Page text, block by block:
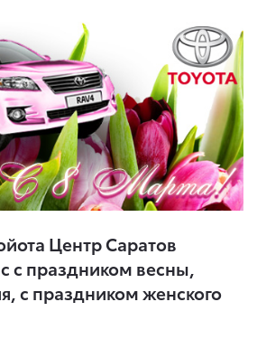
Центр Саратов
с праздником весны,
с праздником женского